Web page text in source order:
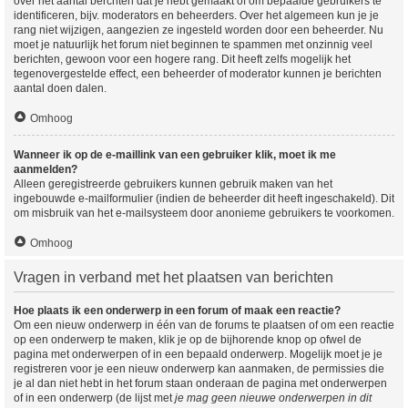
identificeren, bijv. moderators en beheerders. Over het algemeen kun je je
rang niet wijzigen, aangezien ze ingesteld worden door een beheerder. Nu
moet je natuurlijk het forum niet beginnen te spammen met onzinnig veel
berichten, gewoon voor een hogere rang. Dit heeft zelfs mogelijk het
tegenovergestelde effect, een beheerder of moderator kunnen je berichten
aantal doen dalen.
Omhoog
Wanneer ik op de e-maillink van een gebruiker klik, moet ik me
aanmelden?
Alleen geregistreerde gebruikers kunnen gebruik maken van het
ingebouwde e-mailformulier (indien de beheerder dit heeft ingeschakeld). Dit
om misbruik van het e-mailsysteem door anonieme gebruikers te voorkomen.
Omhoog
Vragen in verband met het plaatsen van berichten
Hoe plaats ik een onderwerp in een forum of maak een reactie?
Om een nieuw onderwerp in één van de forums te plaatsen of om een reactie
op een onderwerp te maken, klik je op de bijhorende knop op ofwel de
pagina met onderwerpen of in een bepaald onderwerp. Mogelijk moet je je
registreren voor je een nieuw onderwerp kan aanmaken, de permissies die
je al dan niet hebt in het forum staan onderaan de pagina met onderwerpen
of in een onderwerp (de lijst metje mag geen nieuwe onderwerpen in dit